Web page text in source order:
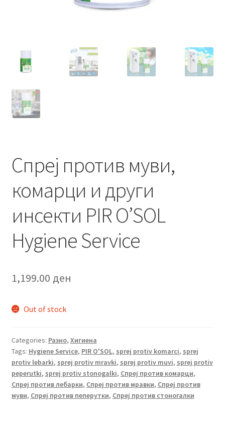
Спреј против муви,
комарци и други
инсекти PIR O’SOL
Hygiene Service
1,199.00 ден
Out of stock
Categories: Разно, Хигиена
Tags: Hygiene Service, PIR O'SOL, sprej protiv komarci, sprej
protiv lebarki, sprej protiv mravki, sprej protiv muvi, sprej protiv
peperutki, sprej protiv stonogalki, Спреј против комарци,
Спреј против лебарки, Спреј против мравки, Спреј против
муви, Спреј против пеперутки, Спреј против стоногалки